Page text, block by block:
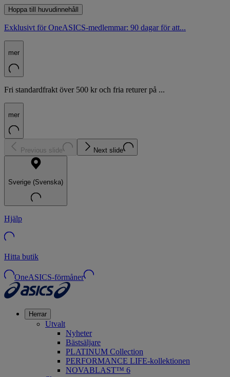
Hoppa till huvudinnehåll
Exklusivt för OneASICS-medlemmar: 90 dagar för att...
mer
Fri standardfrakt över 500 kr och fria returer på ...
mer
Previous slide Next slide
Sverige (Svenska)
Hjälp
Hitta butik
OneASICS-förmåner
Herrar
Utvalt
Nyheter
Bästsäljare
PLATINUM Collection
PERFORMANCE LIFE-kollektionen
NOVABLAST™ 6